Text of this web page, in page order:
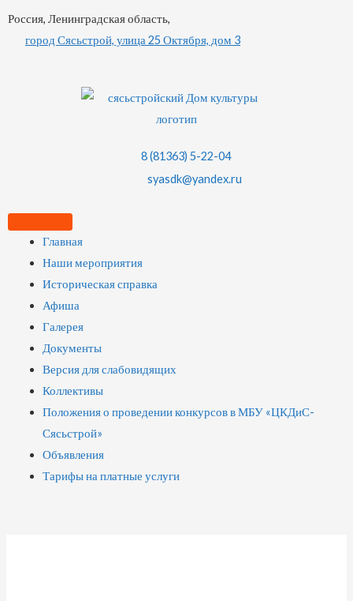
Россия, Ленинградская область,
город Сясьстрой, улица 25 Октября, дом 3
8 (81363) 5-22-04
syasdk@yandex.ru
Главная
Наши мероприятия
Историческая справка
Афиша
Галерея
Документы
Версия для слабовидящих
Коллективы
Положения о проведении конкурсов в МБУ «ЦКДиС-
Сясьстрой»
Объявления
Тарифы на платные услуги